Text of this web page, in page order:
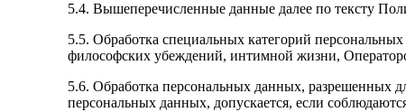
5.4. Вышеперечисленные данные далее по тексту
5.5. Обработка специальных категорий
философских убеждений, интимной жизни,
5.6. Обработка персональных данных, разрешенных
персональных данных, допускается, если